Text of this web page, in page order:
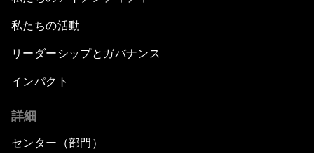
私たちの活動
リーダーシップとガバナンス
インパクト
詳細
センター（部門）